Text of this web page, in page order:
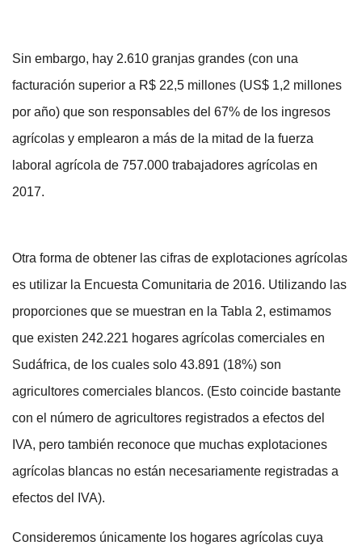
Sin embargo, hay 2.610 granjas grandes (con una
facturación superior a R$ 22,5 millones (US$ 1,2 millones
por año) que son responsables del 67% de los ingresos
agrícolas y emplearon a más de la mitad de la fuerza
laboral agrícola de 757.000 trabajadores agrícolas en
2017.
Otra forma de obtener las cifras de explotaciones agrícolas
es utilizar la Encuesta Comunitaria de 2016. Utilizando las
proporciones que se muestran en la Tabla 2, estimamos
que existen 242.221 hogares agrícolas comerciales en
Sudáfrica, de los cuales solo 43.891 (18%) son
agricultores comerciales blancos. (Esto coincide bastante
con el número de agricultores registrados a efectos del
IVA, pero también reconoce que muchas explotaciones
agrícolas blancas no están necesariamente registradas a
efectos del IVA).
Consideremos únicamente los hogares agrícolas cuya